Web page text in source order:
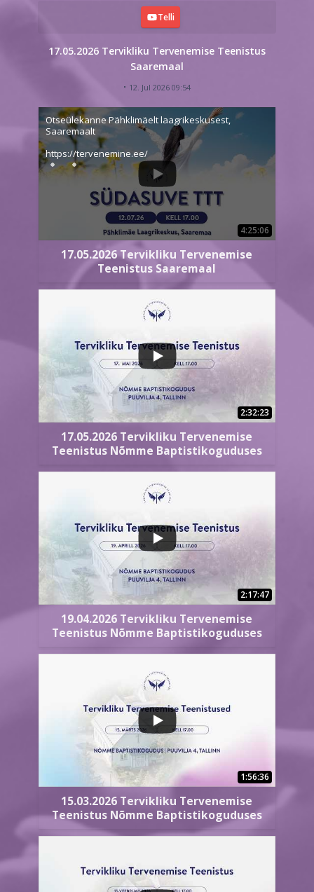
Telli
17.05.2026 Tervikliku Tervenemise Teenistus
Saaremaal
12. Jul 2026 09:54
4:25:06
Otseülekanne Pähklimäelt laagrikeskusest,
Saaremaalt
https://tervenemine.ee/
17.05.2026 Tervikliku Tervenemise
Teenistus Saaremaal
2:32:23
17.05.2026 Tervikliku Tervenemise
Teenistus Nõmme Baptistikoguduses
2:17:47
19.04.2026 Tervikliku Tervenemise
Teenistus Nõmme Baptistikoguduses
1:56:36
15.03.2026 Tervikliku Tervenemise
Teenistus Nõmme Baptistikoguduses